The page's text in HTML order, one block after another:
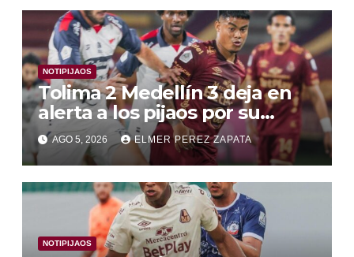
NOTIPIJAOS
Tolima 2 Medellín 3 deja en
alerta a los pijaos por su
fútbol irregular
AGO 5, 2026 ELMER PEREZ ZAPATA
NOTIPIJAOS